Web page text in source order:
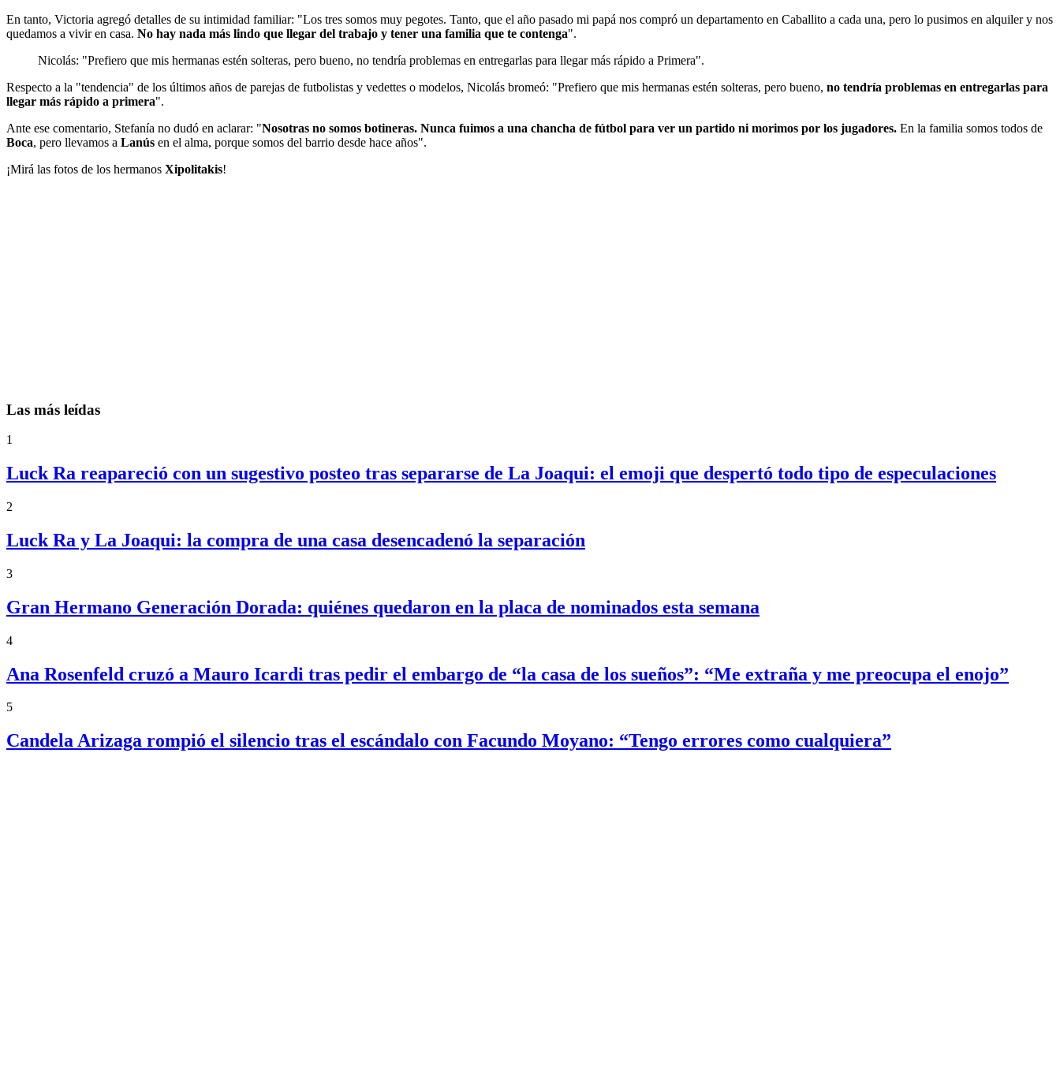
En tanto, Victoria agregó detalles de su intimidad familiar: "Los tres somos muy pegotes. Tanto, que el año pasado mi papá nos compró un departamento en Caballito a cada una, pero lo pusimos en alquiler y nos
quedamos a vivir en casa. No hay nada más lindo que llegar del trabajo y tener una familia que te contenga".
Nicolás: "Prefiero que mis hermanas estén solteras, pero bueno, no tendría problemas en entregarlas para llegar más rápido a Primera".
Respecto a la "tendencia" de los últimos años de parejas de futbolistas y vedettes o modelos, Nicolás bromeó: "Prefiero que mis hermanas estén solteras, pero bueno, no tendría problemas en entregarlas para
llegar más rápido a primera".
Ante ese comentario, Stefanía no dudó en aclarar: "Nosotras no somos botineras. Nunca fuimos a una chancha de fútbol para ver un partido ni morimos por los jugadores. En la familia somos todos de
Boca, pero llevamos a Lanús en el alma, porque somos del barrio desde hace años".
¡Mirá las fotos de los hermanos Xipolitakis!
Las más leídas
1
Luck Ra reapareció con un sugestivo posteo tras separarse de La Joaqui: el emoji que despertó todo tipo de especulaciones
2
Luck Ra y La Joaqui: la compra de una casa desencadenó la separación
3
Gran Hermano Generación Dorada: quiénes quedaron en la placa de nominados esta semana
4
Ana Rosenfeld cruzó a Mauro Icardi tras pedir el embargo de “la casa de los sueños”: “Me extraña y me preocupa el enojo”
5
Candela Arizaga rompió el silencio tras el escándalo con Facundo Moyano: “Tengo errores como cualquiera”